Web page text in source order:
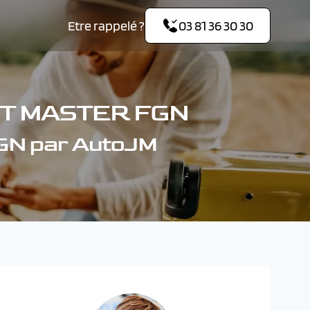
Etre rappelé ? 03 81 36 30 30
MASTER FGN
par AutoJM